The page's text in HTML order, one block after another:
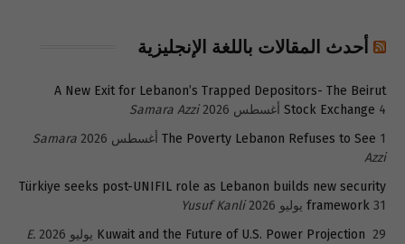
أحدث المقالات باللغة الإنجليزية
A New Exit for Lebanon’s Trapped Depositors- The Beirut
Stock Exchange 4 أغسطس 2026
Samara Azzi
The Poverty Lebanon Refuses to See 1 أغسطس 2026
Samara
Azzi
Türkiye seeks post-UNIFIL role as Lebanon builds new security
framework 31 يوليو 2026
Yusuf Kanli
Kuwait and the Future of U.S. Power Projection 29 يوليو 2026
E.